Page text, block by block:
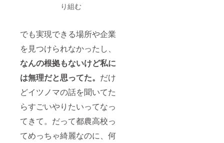
り組む
でも実現できる場所や企業
を見つけられなかったし、
なんの根拠もないけど私に
は無理だと思ってた。 だけ
どイツノマの話を聞いてた
らすごいやりたいってなっ
てきて。だって都農高校っ
てめっちゃ綺麗なのに、何